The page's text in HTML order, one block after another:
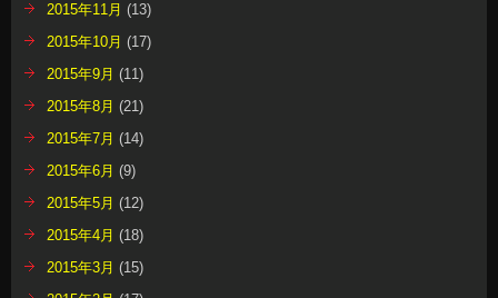
2015年11月 (13)
2015年10月 (17)
2015年9月 (11)
2015年8月 (21)
2015年7月 (14)
2015年6月 (9)
2015年5月 (12)
2015年4月 (18)
2015年3月 (15)